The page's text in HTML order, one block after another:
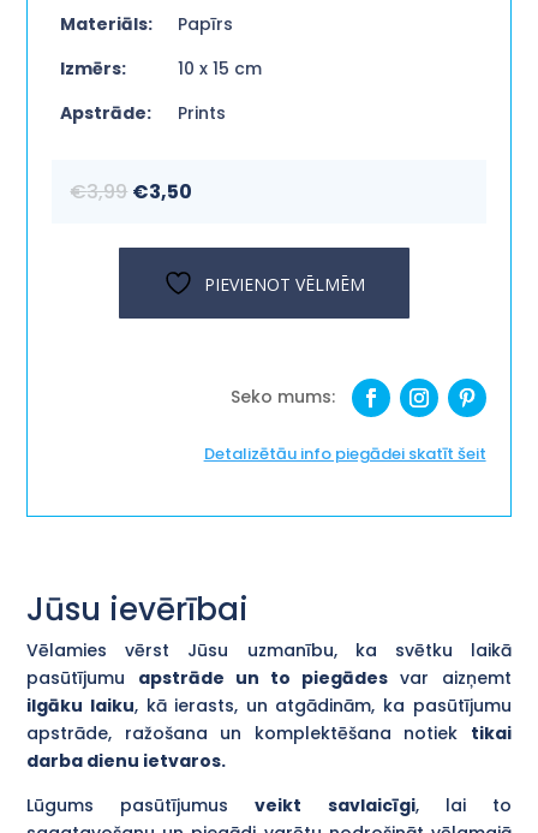
Materiāls:
Papīrs
Izmērs:
10 x 15 cm
Apstrāde:
Prints
€3,99 Original
was:
€3,99.
€3,50
is:
€3,50.
PIEVIENOT VĒLMĒM
Detalizētāu info piegādei skatīt šeit
Jūsu ievērībai
Vēlamies vērst Jūsu uzmanību, ka svētku laikā
pasūtījumu apstrāde un to piegādes var aizņemt
ilgāku laiku, kā ierasts, un atgādinām, ka pasūtījumu
apstrāde, ražošana un komplektēšana notiek tikai
darba dienu ietvaros.
Lūgums pasūtījumusveikt savlaicīgi, lai to